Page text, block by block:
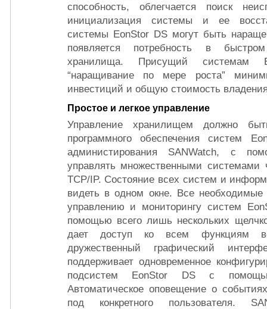
способность, облегчается поиск
инициализация системы и ее
системы EonStor DS могут быть
появляется потребность в
хранилища. Присущий системам
“наращивание по мере роста”
инвестиций и общую стоимость
Простое и легкое управление
Управление хранилищем должно
программного обеспечения систем
администирования SANWatch, с
управлять множественными системами
TCP/IP. Состояние всех систем и
видеть в одном окне. Все необходимые
управлению и мониторингу систем
помощью всего лишь нескольких
дает доступ ко всем функциям
дружественный графический
поддерживает одновременное
подсистем EonStor DS с
Автоматическое оповещение о
под конкретного пользователя.